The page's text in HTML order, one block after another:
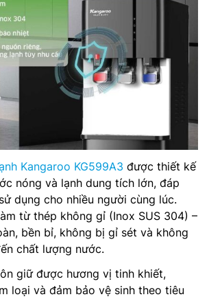
Kangaroo KG599A3 được thiết kế
nóng và lạnh dung tích lớn, đáp
dụng cho nhiều người cùng lúc.
từ thép không gỉ (Inox SUS 304) –
bền bỉ, không bị gỉ sét và không
chất lượng nước.
giữ được hương vị tinh khiết,
loại và đảm bảo vệ sinh theo tiêu